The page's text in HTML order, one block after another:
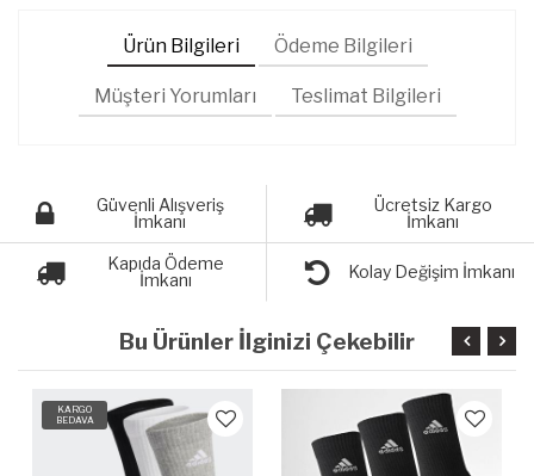
Ürün Bilgileri Ödeme Bilgileri
Müşteri Yorumları Teslimat Bilgileri
Güvenli Alışveriş
İmkanı
Ücretsiz Kargo
İmkanı
Kapıda Ödeme
İmkanı
Kolay Değişim İmkanı
Bu Ürünler İlginizi Çekebilir
KARGO
BEDAVA